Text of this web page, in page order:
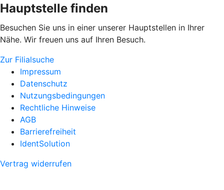
Hauptstelle finden
Besuchen Sie uns in einer unserer Hauptstellen in Ihrer
Nähe. Wir freuen uns auf Ihren Besuch.
Zur Filialsuche
Impressum
Datenschutz
Nutzungsbedingungen
Rechtliche Hinweise
AGB
Barrierefreiheit
IdentSolution
Vertrag widerrufen